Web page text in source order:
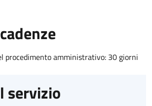
procedimento amministrativo: 30 giorni
servizio